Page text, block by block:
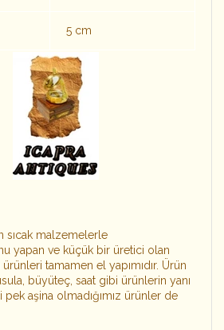
5 cm
sıcak malzemelerle
yapan ve küçük bir üretici olan
tamamen el yapımıdır. Ürün
büyüteç, saat gibi ürünlerin yanı
pek aşina olmadığımız ürünler de